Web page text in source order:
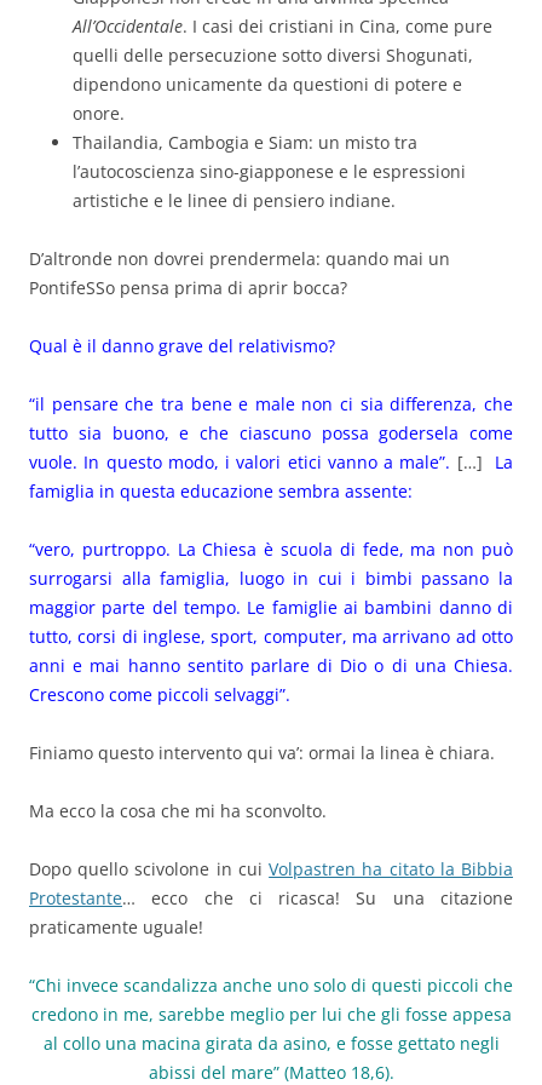
All’Occidentale. I casi dei cristiani in Cina, come pure
quelli delle persecuzione sotto diversi Shogunati,
dipendono unicamente da questioni di potere e
onore.
Thailandia, Cambogia e Siam: un misto tra
l’autocoscienza sino-giapponese e le espressioni
artistiche e le linee di pensiero indiane.
D’altronde non dovrei prendermela: quando mai un
PontifeSSo pensa prima di aprir bocca?
Qual è il danno grave del relativismo?
“il pensare che tra bene e male non ci sia differenza, che
tutto sia buono, e che ciascuno possa godersela come
vuole. In questo modo, i valori etici vanno a male”. […] La
famiglia in questa educazione sembra assente:
“vero, purtroppo. La Chiesa è scuola di fede, ma non può
surrogarsi alla famiglia, luogo in cui i bimbi passano la
maggior parte del tempo. Le famiglie ai bambini danno di
tutto, corsi di inglese, sport, computer, ma arrivano ad otto
anni e mai hanno sentito parlare di Dio o di una Chiesa.
Crescono come piccoli selvaggi”.
Finiamo questo intervento qui va’: ormai la linea è chiara.
Ma ecco la cosa che mi ha sconvolto.
Dopo quello scivolone in cuiVolpastren ha citato la Bibbia
Protestante… ecco che ci ricasca! Su una citazione
praticamente uguale!
“Chi invece scandalizza anche uno solo di questi piccoli che
credono in me, sarebbe meglio per lui che gli fosse appesa
al collo una macina girata da asino, e fosse gettato negli
abissi del mare” (Matteo 18,6).